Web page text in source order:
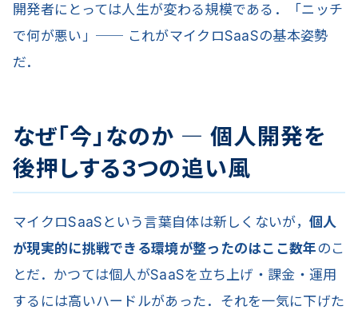
開発者にとっては人生が変わる規模である．「ニッチ
で何が悪い」── これがマイクロSaaSの基本姿勢
だ．
なぜ「今」なのか ― 個人開発を
後押しする3つの追い風
マイクロSaaSという言葉自体は新しくないが， 個人
が現実的に挑戦できる環境が整ったのはここ数年のこ
とだ．かつては個人がSaaSを立ち上げ・課金・運用
するには高いハードルがあった．それを一気に下げた